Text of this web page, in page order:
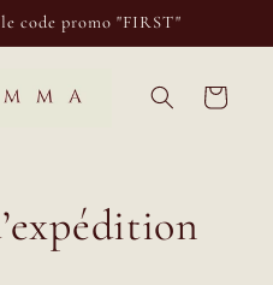
le code promo "FIRST"
Panier